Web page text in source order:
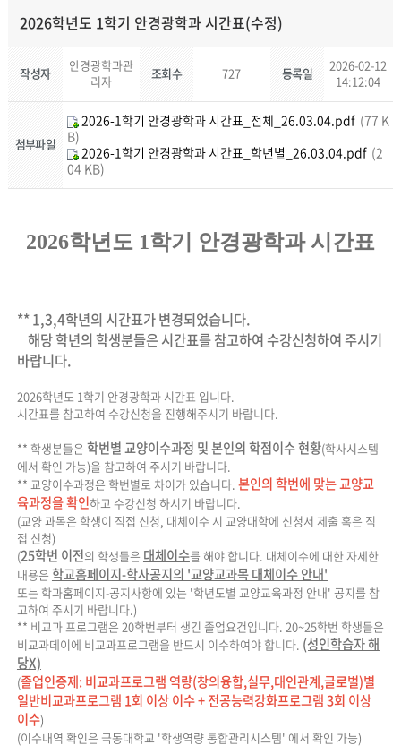
2026학년도 1학기 안경광학과 시간표(수정)
작성자
안경광학과관
리자
조회수 727 등록일
2026-02-12
14:12:04
첨부파일
2026-1학기 안경광학과 시간표_전체_26.03.04.pdf(77 K
B)
2026-1학기 안경광학과 시간표_학년별_26.03.04.pdf(2
04 KB)
2026학년도 1학기 안경광학과 시간표
** 1,3,4학년의 시간표가 변경되었습니다.
해당 학년의 학생분들은 시간표를 참고하여 수강신청하여 주시기
바랍니다.
2026학년도 1학기 안경광학과 시간표 입니다.
시간표를 참고하여 수강신청을 진행해주시기 바랍니다.
** 학생분들은 학번별 교양이수과정 및 본인의 학점이수 현황(학사시스템
에서 확인 가능)을 참고하여 주시기 바랍니다.
** 교양이수과정은 학번별로 차이가 있습니다. 본인의 학번에 맞는 교양교
육과정을 확인하고 수강신청 하시기 바랍니다.
(교양 과목은 학생이 직접 신청, 대체이수 시 교양대학에 신청서 제출 혹은 직
접 신청)
(25학번 이전의 학생들은 대체이수를 해야 합니다. 대체이수에 대한 자세한
내용은 학교홈페이지-학사공지의 '교양교과목 대체이수 안내'
또는 학과홈페이지-공지사항에 있는 '학년도별 교양교육과정 안내' 공지를 참
고하여 주시기 바랍니다.)
** 비교과 프로그램은 20학번부터 생긴 졸업요건입니다. 20~25학번 학생들은
비교과데이에 비교과프로그램을 반드시 이수하여야 합니다. (성인학습자 해
당X)
(졸업인증제: 비교과프로그램 역량(창의융합,실무,대인관계,글로벌)별
일반비교과프로그램 1회 이상 이수 + 전공능력강화프로그램 3회 이상
이수)
(이수내역 확인은 극동대학교 '학생역량 통합관리시스템' 에서 확인 가능)